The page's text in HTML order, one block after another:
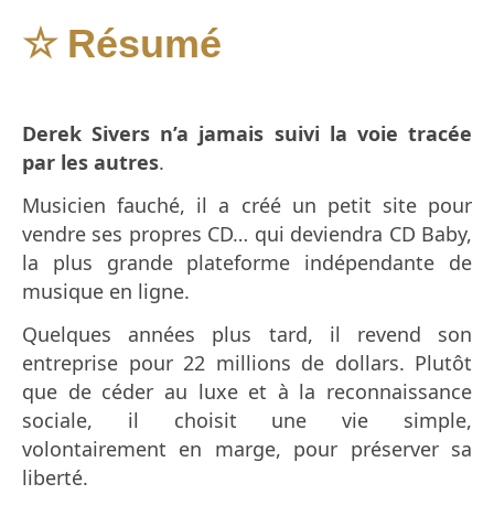
☆ Résumé
Derek Sivers n’a jamais suivi la voie tracée
par les autres.
Musicien fauché, il a créé un petit site pour
vendre ses propres CD… qui deviendra CD Baby,
la plus grande plateforme indépendante de
musique en ligne.
Quelques années plus tard, il revend son
entreprise pour 22 millions de dollars. Plutôt
que de céder au luxe et à la reconnaissance
sociale, il choisit une vie simple,
volontairement en marge, pour préserver sa
liberté.